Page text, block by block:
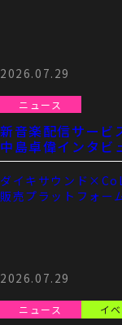
2026.07.29
新音楽配信サー
中島卓偉インタビ
ニュース
ダイキサウンド
販売プラットフォ
2026.07.29
ニュース イ